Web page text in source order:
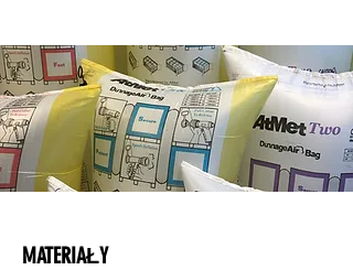
MATERIAŁY